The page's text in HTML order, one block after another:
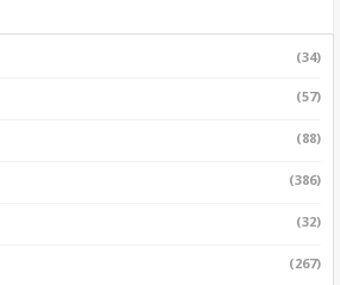
(34)
(57)
(88)
(386)
(32)
(267)